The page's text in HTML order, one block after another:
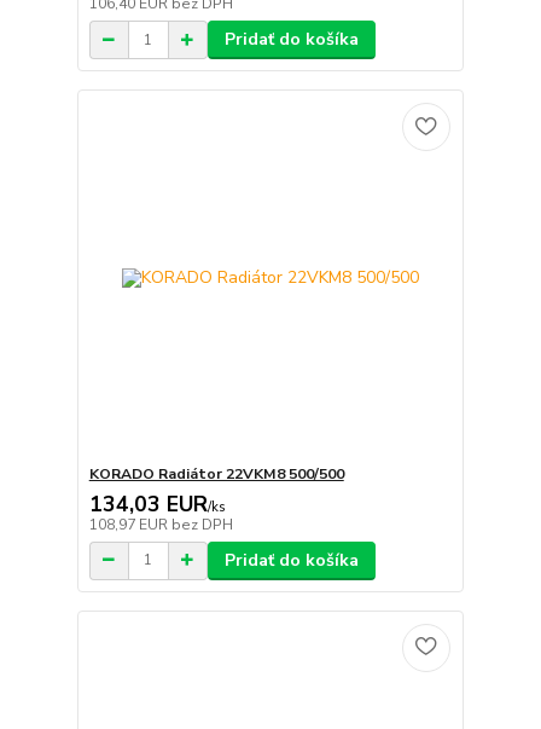
106,40 EUR bez DPH
Pridať do košíka
KORADO Radiátor 22VKM8 500/500
134,03 EUR/ks
108,97 EUR bez DPH
Pridať do košíka